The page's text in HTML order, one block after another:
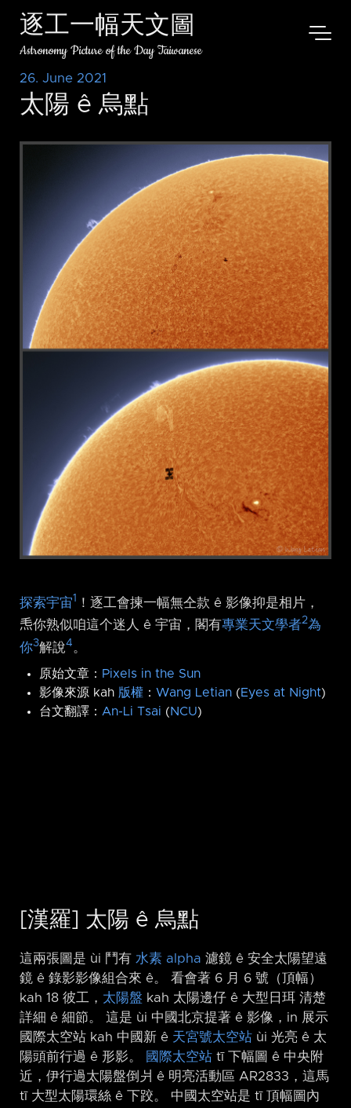
逐工一幅天文圖
Astronomy Picture of the Day Taiwanese
26. June 2021
太陽 ê 烏點
探索宇宙1
！逐工會揀一幅無仝款 ê 影像抑是相片，
𤆬你熟似咱這个迷人 ê 宇宙，閣有專業天文學者2為
你3解說4 。
原始文章： Pixels in the Sun
影像來源 kah 版權 ： Wang Letian (Eyes at Night)
台文翻譯： An-Li Tsai (NCU)
[漢羅] 太陽 ê 烏點
這兩張圖是 ùi 鬥有 水素 alpha 濾鏡 ê 安全太陽望遠
鏡 ê 錄影影像組合來 ê。 看會著 6 月 6 號（頂幅）
kah 18 彼工， 太陽盤 kah 太陽邊仔 ê 大型日珥 清楚
詳細 ê 細節。 這是 ùi 中國北京提著 ê 影像，in 展示
國際太空站 kah 中國新 ê 天宮號太空站 ùi 光亮 ê 太
陽頭前行過 ê 形影。
國際太空站 tī 下幅圖 ê 中央附
近，伊行過太陽盤倒爿 ê 明亮活動區 AR2833，這馬
tī 大型太陽環絲 ê 下跤。 中國太空站是 tī 頂幅圖內